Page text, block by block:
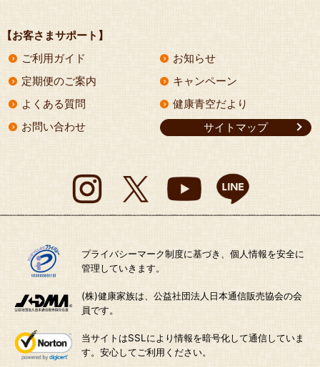
【お客さまサポート】
ご利用ガイド
お知らせ
定期便のご案内
キャンペーン
よくある質問
健康青空だより
お問い合わせ
サイトマップ
プライバシーマーク制度に基づき、個人情報を安全に
管理していきます。
(株)健康家族は、公益社団法人日本通信販売協会の会
員です。
当サイトはSSLにより情報を暗号化して通信していま
す。安心してご利用ください。